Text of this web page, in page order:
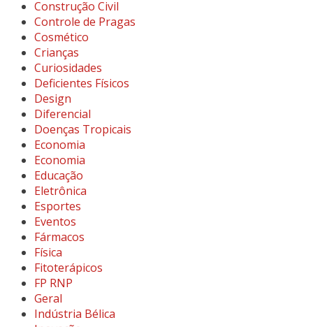
Construção Civil
Controle de Pragas
Cosmético
Crianças
Curiosidades
Deficientes Físicos
Design
Diferencial
Doenças Tropicais
Economia
Economia
Educação
Eletrônica
Esportes
Eventos
Fármacos
Física
Fitoterápicos
FP RNP
Geral
Indústria Bélica